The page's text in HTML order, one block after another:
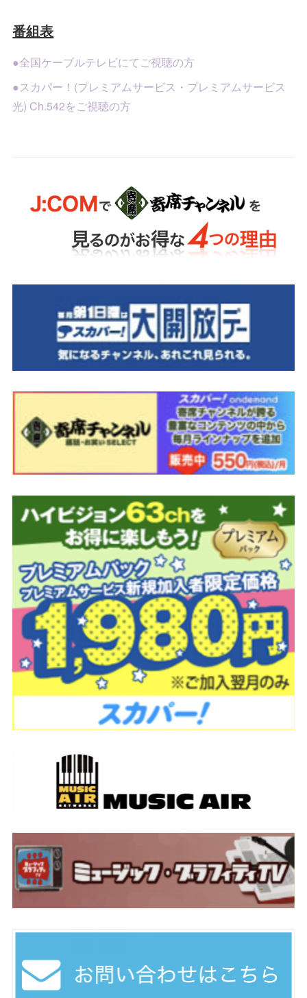
番組表
●全国ケーブルテレビにてご視聴の方
●スカパー！(プレミアムサービス・プレミアムサービス
光) Ch.542をご視聴の方